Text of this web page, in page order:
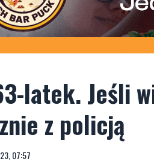
latek. Jeśli
z policją
07:57